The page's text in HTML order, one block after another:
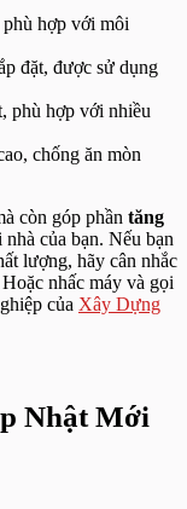
hợp với môi
đặt, được sử dụng
phù hợp với nhiều
chống ăn mòn
còn góp phần tăng
nhà của bạn. Nếu bạn
lượng, hãy cân nhắc
nhấc máy và gọi
của Xây Dựng
Nhật Mới